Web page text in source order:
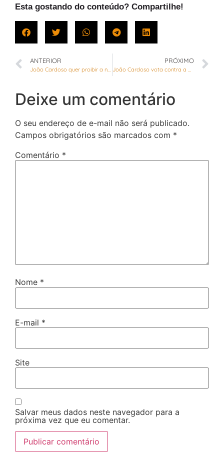
Esta gostando do conteúdo? Compartilhe!
ANTERIOR PRÓXIMO
Deixe um comentário
O seu endereço de e-mail não será publicado.
Campos obrigatórios são marcados com *
Comentário *
Nome *
E-mail *
Site
Salvar meus dados neste navegador para a
próxima vez que eu comentar.